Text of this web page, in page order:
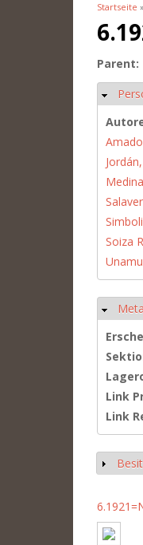
Sie
Startseite
Parent:
Soiza
Link
Link